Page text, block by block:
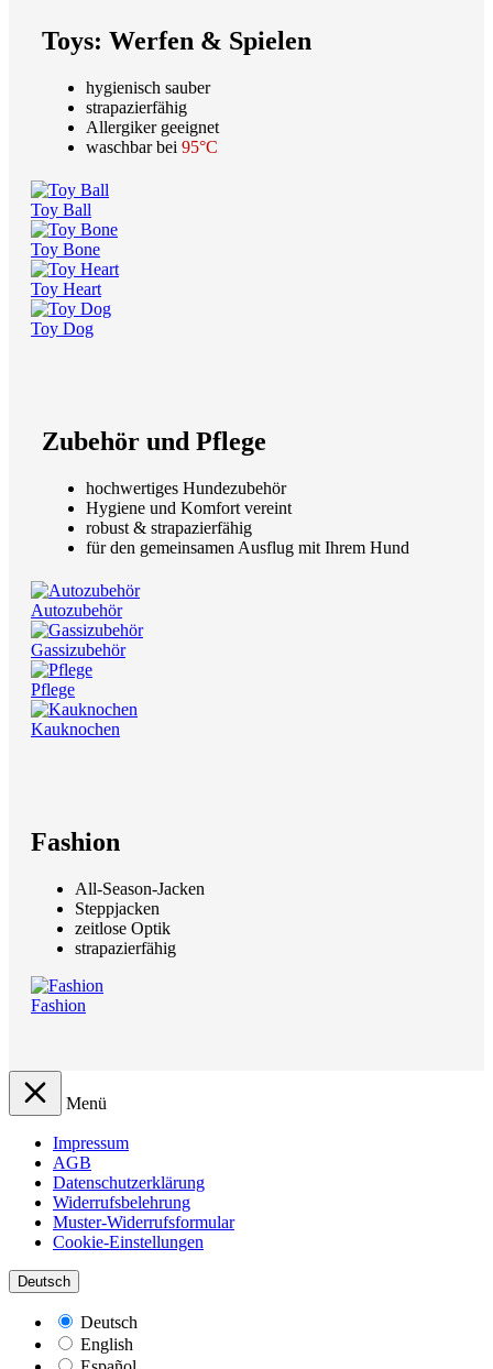
Toys: Werfen & Spielen
hygienisch sauber
strapazierfähig
Allergiker geeignet
waschbar bei 95°C
Toy Ball
Toy Bone
Toy Heart
Toy Dog
Zubehör und Pflege
hochwertiges Hundezubehör
Hygiene und Komfort vereint
robust & strapazierfähig
für den gemeinsamen Ausflug mit Ihrem Hund
Autozubehör
Gassizubehör
Pflege
Kauknochen
Fashion
All-Season-Jacken
Steppjacken
zeitlose Optik
strapazierfähig
Fashion
Menü
Impressum
AGB
Datenschutzerklärung
Widerrufsbelehrung
Muster-Widerrufsformular
Cookie-Einstellungen
Deutsch
Deutsch
English